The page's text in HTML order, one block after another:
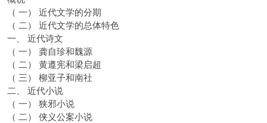
（ 一） 近代文学的分期
（ 二） 近代文学的总体特色
一、 近代诗文
（ 一） 龚自珍和魏源
（ 二） 黄遵宪和梁启超
（ 三） 柳亚子和南社
二、 近代小说
（ 一） 狭邪小说
（ 二） 侠义公案小说